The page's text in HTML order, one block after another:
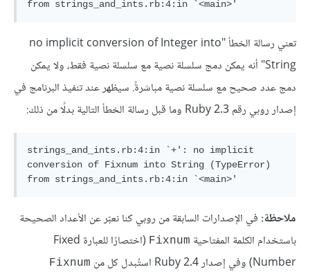
تعني رسالة الخطأ "no implicit conversion of Integer into
String" أنه يمكن دمج سلسلة نصية مع سلسلة نصية فقط، ولا يمكن
دمج عدد صحيح مع سلسلة نصية مباشرةً. سيظهر عند تنفيذ البرنامج في
إصدار روبي رقم Ruby 2.3 وما قبل رسالة الخطأ التالية بدلًا من ذلك:
strings_and_ints.rb:4:in `+': no implicit
conversion of Fixnum into String (TypeError)
ملاحظة: في الإصدارات السابقة من روبي كنا نعبّر عن الأعداد الصحيحة
باستخدام الكلمة المفتاحية Fixnum
(اختصارًا للعبارة Fixed
Number) وفي إصدار Ruby 2.4 استُبدل كل من
Fixnum